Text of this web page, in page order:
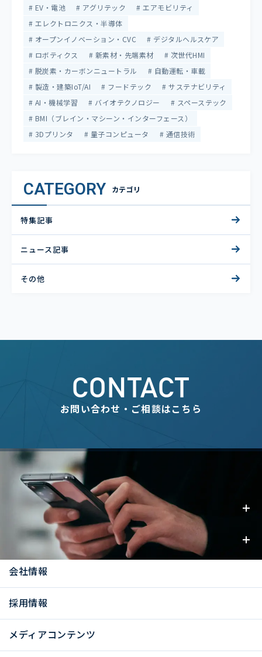
EV・電池 アグリテック
エアモビリティ
エレクトロニクス・半導体
オープンイノベーション・CVC
デジタルヘルスケア
ロボティクス
新素材・先端素材
次世代HMI
脱炭素・カーボンニュートラル
自動運転・車載
製造・建築IoT/AI
フードテック
サステナビリティ
AI・機械学習
バイオテクノロジー
スペーステック
BMI（ブレイン・マシーン・インターフェース）
3Dプリンタ
量子コンピュータ 通信技術
CATEGORY カテゴリ
特集記事
ニュース記事
その他
CONTACT
お問い合わせ・ご相談はこちら
事業内容
お知らせ
会社情報
採用情報
メディアコンテンツ